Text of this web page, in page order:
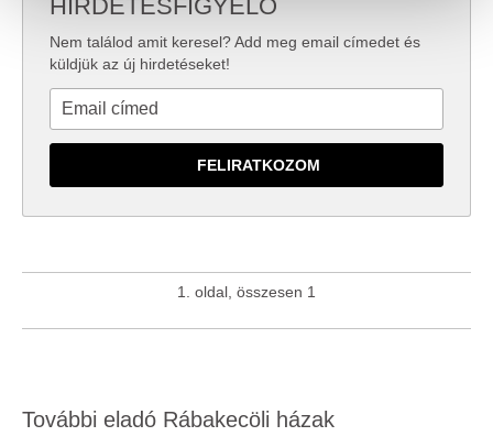
valamint weboldalforgalmunk elemzéséhez. Ezenkívül
közösségi média-, hirdető- és elemező partnereinkkel
megosztjuk az Ön weboldalhasználatra vonatkozó
adatait, akik kombinálhatják az adatokat más olyan
adatokkal, amelyeket Ön adott meg számukra vagy az
HIRDETÉSFIGYELŐ
Nem találod amit keresel? Add meg email címedet és
küldjük az új hirdetéseket!
1. oldal, összesen 1
További eladó Rábakecöli házak